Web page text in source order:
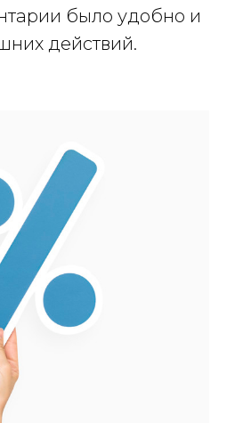
было удобно и
действий.